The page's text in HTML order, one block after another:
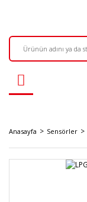
Anasayfa Sensörler